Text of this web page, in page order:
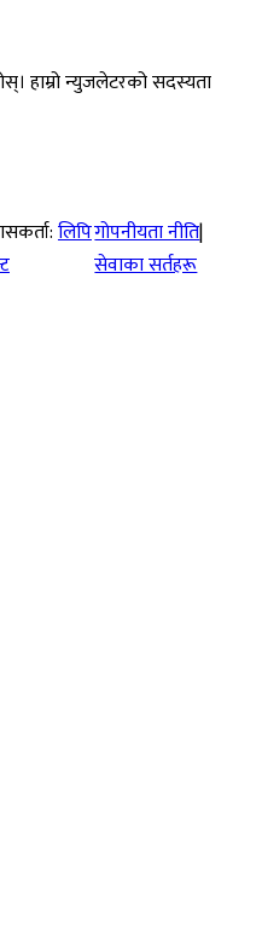
हाम्रो न्युजलेटरको सदस्यता
लिपिगोपनीयता नीति|
सेवाका सर्तहरू